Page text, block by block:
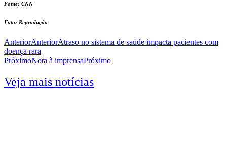
Fonte: CNN
Foto: Reprodução
AnteriorAnteriorAtraso no sistema de saúde impacta pacientes com
doença rara
PróximoNota à imprensaPróximo
Veja mais notícias